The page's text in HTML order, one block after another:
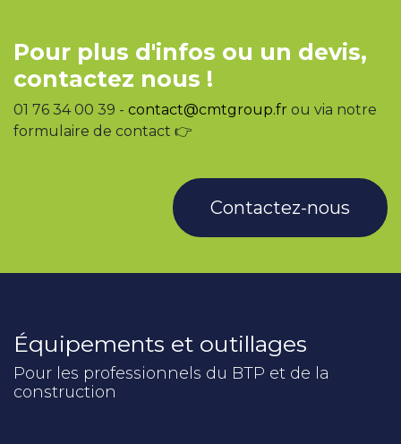
Pour plus d'infos ou un devis,
contactez nous !
01 76 34 00 39 - contact@cmtgroup.fr ou via notre
formulaire de contact 👉
Contactez-nous
Équipements et outillages
Pour les professionnels du BTP et de la
construction